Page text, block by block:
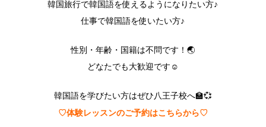
韓国旅行で韓国語を使えるようになりたい方♪
仕事で韓国語を使いたい方♪
性別・年齢・国籍は不問です！🌏
どなたでも大歓迎です☺️
韓国語を学びたい方はぜひ八王子校へ🏫💞
♡体験レッスンのご予約はこちらから♡